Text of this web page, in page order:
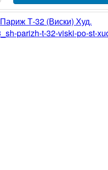
Париж Т-32 (Виски) Худ.